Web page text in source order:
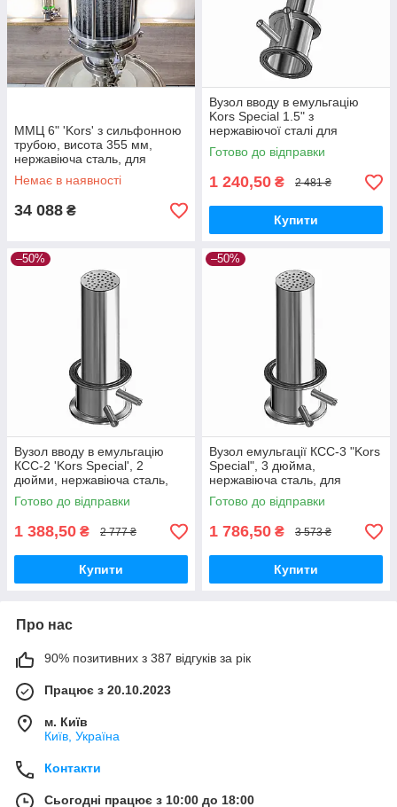
ММЦ 6" 'Kors' з сильфонною
трубою, висота 355 мм,
нержавіюча сталь, для
максимального теплообміну
Немає в наявності
34 088 ₴
Вузол вводу в емульгацію
Kors Special 1.5" з
нержавіючої сталі для
дистиляції та перегонки
Готово до відправки
1 240,50 ₴ 2 481 ₴
Купити
–50%
Вузол вводу в емульгацію
КСС-2 'Kors Special', 2
дюйми, нержавіюча сталь,
для дистиляції та
ректифікації
Готово до відправки
1 388,50 ₴ 2 777 ₴
Купити
–50%
Вузол емульгації КСС-3 "Kors
Special", 3 дюйма,
нержавіюча сталь, для
самогоноваріння та
перегонки
Готово до відправки
1 786,50 ₴ 3 573 ₴
Купити
Про нас
90% позитивних з 387 відгуків за рік
Працює з 20.10.2023
м. Київ
Київ, Україна
Контакти
Сьогодні працює з 10:00 до 18:00